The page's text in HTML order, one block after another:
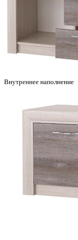
Внутреннее наполнение